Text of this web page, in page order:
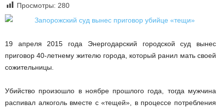
Просмотры: 280
19 апреля 2015 года Энергодарский городской суд вынес
приговор 40-летнему жителю города, который ранил мать своей
сожительницы.
Убийство произошло в ноябре прошлого года, тогда мужчина
распивал алкоголь вместе с «тещей», в процессе потребления